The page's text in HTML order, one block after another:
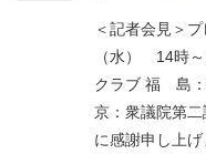
＜記者会見＞
（水） 14時
クラブ 福 島
京：衆議院第
に感謝申し上